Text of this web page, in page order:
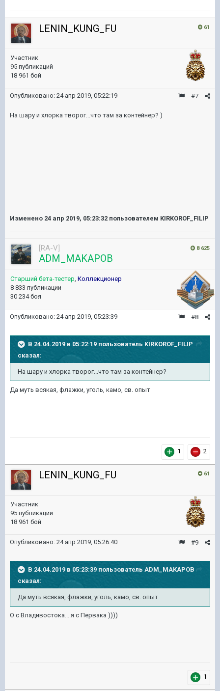
61
LENIN_KUNG_FU
Участник
95 публикаций
18 961 бой
#7
Опубликовано: 24 апр 2019, 05:22:19
На шару и хлорка творог...что там за контейнер? )
Изменено 24 апр 2019, 05:23:32 пользователем KIRKOROF_FILIP
8 625
[RA-V]
ADM_MAKAPOB
Старший бета-тестер, Коллекционер
8 833 публикации
30 234 боя
#8
Опубликовано: 24 апр 2019, 05:23:39
В 24.04.2019 в 05:22:19 пользователь KIRKOROF_FILIP
сказал:
На шару и хлорка творог...что там за контейнер?
Да муть всякая, флажки, уголь, камо, св. опыт
1 2
61
LENIN_KUNG_FU
Участник
95 публикаций
18 961 бой
#9
Опубликовано: 24 апр 2019, 05:26:40
В 24.04.2019 в 05:23:39 пользователь ADM_MAKAPOB
сказал:
Да муть всякая, флажки, уголь, камо, св. опыт
О с Владивостока....я с Первака ))))
1